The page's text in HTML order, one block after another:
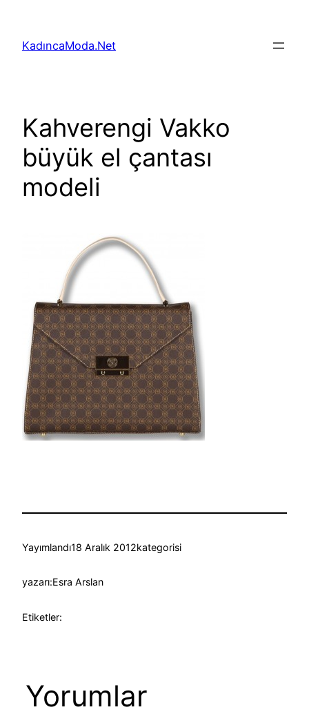
KadıncaModa.Net
Kahverengi Vakko
büyük el çantası
modeli
Yayımlandı18 Aralık 2012kategorisi
yazarı:Esra Arslan
Etiketler:
Yorumlar